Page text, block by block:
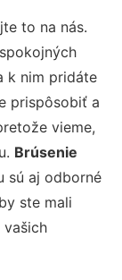
to na nás.
k nim pridáte
prispôsobiť a
vieme,
Brúsenie
sú aj odborné
ste mali